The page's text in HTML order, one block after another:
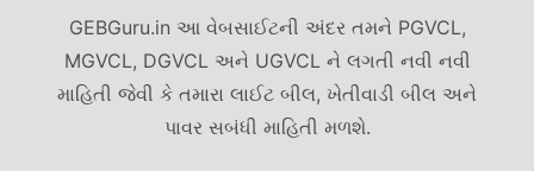
GEBGuru.in આ વેબસાઈટની અંદર તમને PGVCL,
MGVCL, DGVCL અને UGVCL ને લગતી નવી નવી
માહિતી જેવી કે તમારા લાઈટ બીલ, ખેતીવાડી બીલ અને
પાવર સબંધી માહિતી મળશે.